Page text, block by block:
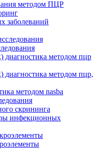
методом ПЦР
заболеваний
диагностика методом пцр
диагностика методом пцр,
методом nasba
скрининга
инфекционных